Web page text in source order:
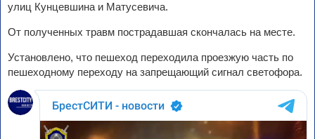
улиц Кунцевшина и Матусевича.
От полученных травм пострадавшая скончалась на месте.
Установлено, что пешеход переходила проезжую часть по
пешеходному переходу на запрещающий сигнал светофора.